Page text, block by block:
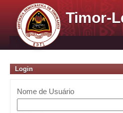
Timor-
Login
Nome de Usuário